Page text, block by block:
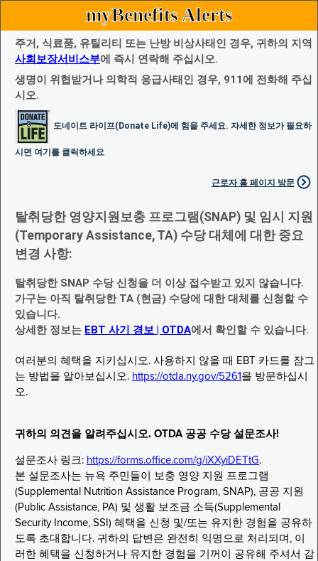
myBenefits Alerts
주거, 식료품, 유틸리티 또는 난방 비상사태인 경우, 귀하의 지역
사회보장서비스부에 즉시 연락해 주십시오.
생명이 위협받거나 의학적 응급사태인 경우, 911에 전화해 주십
시오.
도네이트 라이프(Donate Life)에 힘을 주세요. 자세한 정보가 필요하
시면 여기를 클릭하세요
근로자 홈 페이지 방문
탈취당한 영양지원보충 프로그램(SNAP) 및 임시 지원
(Temporary Assistance, TA) 수당 대체에 대한 중요
변경 사항:
탈취당한 SNAP 수당 신청을 더 이상 접수받고 있지 않습니다.
가구는 아직 탈취당한 TA (현금) 수당에 대한 대체를 신청할 수
있습니다.
상세한 정보는 EBT 사기 경보 | OTDA에서 확인할 수 있습니다.
여러분의 혜택을 지키십시오. 사용하지 않을 때 EBT 카드를 잠그
는 방법을 알아보십시오. https://otda.ny.gov/5261 을 방문하십시
오.
귀하의 의견을 알려주십시오. OTDA 공공 수당 설문조사!
설문조사 링크: https://forms.office.com/g/iXXyiDETtG.
본 설문조사는 뉴욕 주민들이 보충 영양 지원 프로그램
(Supplemental Nutrition Assistance Program, SNAP), 공공 지원
(Public Assistance, PA) 및 생활 보조금 소득(Supplemental
Security Income, SSI) 혜택을 신청 및/또는 유지한 경험을 공유하
도록 초대합니다. 귀하의 답변은 완전히 익명으로 처리되며, 이
러한 혜택을 신청하거나 유지한 경험을 기꺼이 공유해 주셔서 감